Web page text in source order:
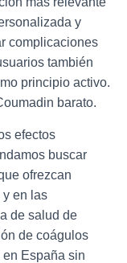
y
complicaciones
también
principio activo.
barato.
efectos
buscar
ofrezcan
y en las
de salud de
de coágulos
España sin